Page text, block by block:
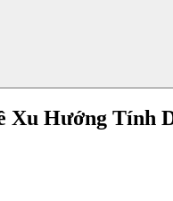
Xu Hướng Tính